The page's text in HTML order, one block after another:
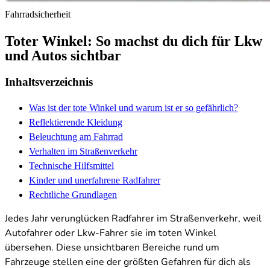
Fahrradsicherheit
Toter Winkel: So machst du dich für Lkw
und Autos sichtbar
Inhaltsverzeichnis
Was ist der tote Winkel und warum ist er so gefährlich?
Reflektierende Kleidung
Beleuchtung am Fahrrad
Verhalten im Straßenverkehr
Technische Hilfsmittel
Kinder und unerfahrene Radfahrer
Rechtliche Grundlagen
Jedes Jahr verunglücken Radfahrer im Straßenverkehr, weil
Autofahrer oder Lkw-Fahrer sie im toten Winkel
übersehen. Diese unsichtbaren Bereiche rund um
Fahrzeuge stellen eine der größten Gefahren für dich als